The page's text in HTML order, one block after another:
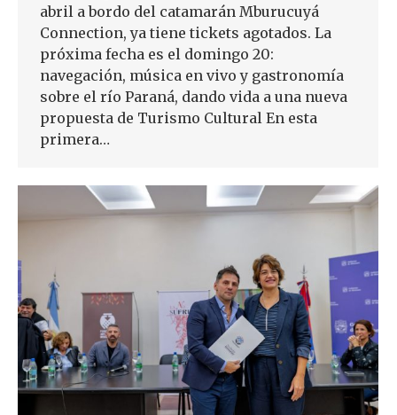
abril a bordo del catamarán Mburucuyá
Connection, ya tiene tickets agotados. La
próxima fecha es el domingo 20:
navegación, música en vivo y gastronomía
sobre el río Paraná, dando vida a una nueva
propuesta de Turismo Cultural En esta
primera…